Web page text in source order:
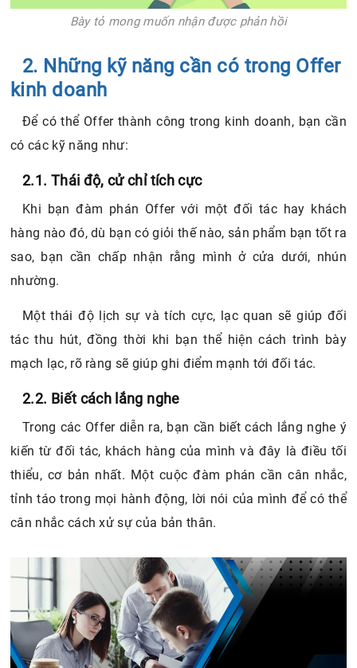
Bày tỏ mong muốn nhận được phản hồi
2. Những kỹ năng cần có trong Offer
kinh doanh
Để có thể Offer thành công trong kinh doanh, bạn cần
có các kỹ năng như:
2.1. Thái độ, cử chỉ tích cực
Khi bạn đàm phán Offer với một đối tác hay khách
hàng nào đó, dù bạn có giỏi thế nào, sản phẩm bạn tốt ra
sao, bạn cần chấp nhận rằng mình ở cửa dưới, nhún
nhường.
Một thái độ lịch sự và tích cực, lạc quan sẽ giúp đối
tác thu hút, đồng thời khi bạn thể hiện cách trình bày
mạch lạc, rõ ràng sẽ giúp ghi điểm mạnh tới đối tác.
2.2. Biết cách lắng nghe
Trong các Offer diễn ra, bạn cần biết cách lắng nghe ý
kiến từ đối tác, khách hàng của mình và đây là điều tối
thiểu, cơ bản nhất. Một cuộc đàm phán cần cân nhắc,
tỉnh táo trong mọi hành động, lời nói của mình để có thể
cân nhắc cách xử sự của bản thân.